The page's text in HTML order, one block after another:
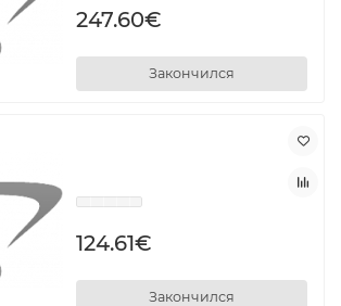
247.60€
Закончился
124.61€
Закончился